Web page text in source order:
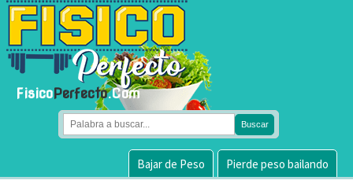
FisicoPerfecto.Com
Bajar de Peso Pierde peso bailando